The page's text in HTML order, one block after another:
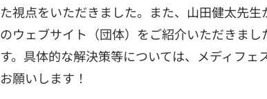
た視点をいただきました。また、山田健太先
のウェブサイト（団体）をご紹介いただきま
す。具体的な解決策等については、メディフ
お願いします！